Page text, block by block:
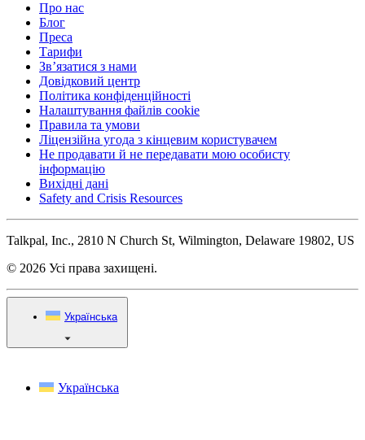
Про нас
Блог
Преса
Тарифи
Зв’язатися з нами
Довідковий центр
Політика конфіденційності
Налаштування файлів cookie
Правила та умови
Ліцензійна угода з кінцевим користувачем
Не продавати й не передавати мою особисту
інформацію
Вихідні дані
Safety and Crisis Resources
Talkpal, Inc., 2810 N Church St, Wilmington, Delaware 19802, US
© 2026 Усі права захищені.
Українська
Українська